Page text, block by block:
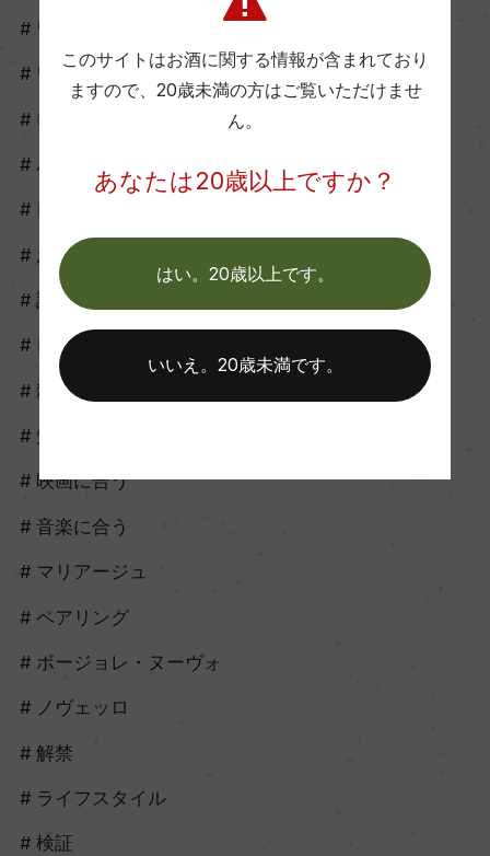
ワイン開け方
ワイン保管
〇〇ラベル
パーティ
レジャー
おつまみ
診断
レストラン
雑学
知識
映画に合う
音楽に合う
マリアージュ
ペアリング
ボージョレ・ヌーヴォ
ノヴェッロ
解禁
ライフスタイル
検証
このサイトはお酒に関する情報が含まれており
ますので、 20歳未満の方はご覧いただけませ
ん。
あなたは20歳以上ですか？
はい。20歳以上です。
いいえ。20歳未満です。